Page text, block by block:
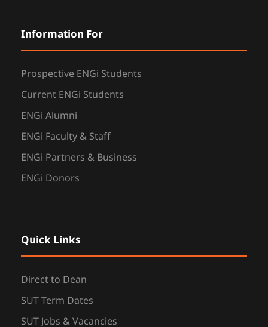
Information For
Prospective ENGi Students
Current ENGi Students
ENGi Alumni
ENGi Faculty & Staff
ENGi Partners & Business
ENGi Donors
Quick Links
Direct to Dean
SUT Term Dates
SUT Jobs & Vacancies